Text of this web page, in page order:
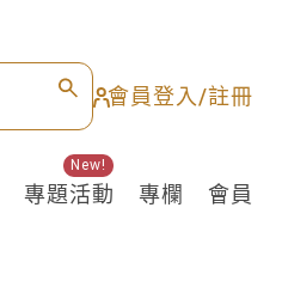
會員登入/註冊
專題活動
New!
專欄 會員